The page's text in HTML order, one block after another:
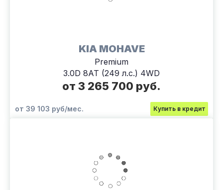
KIA MOHAVE
Premium
3.0D 8AT (249 л.с.) 4WD
от 3 265 700 руб.
от 39 103 руб/мес. Купить в кредит